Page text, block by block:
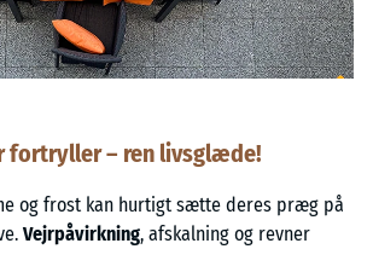
fortryller – ren livsglæde!
og frost kan hurtigt sætte deres præg på
Vejrpåvirkning, afskalning og revner